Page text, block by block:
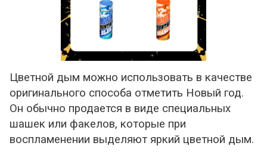
Цветной дым можно использовать в качестве
оригинального способа отметить Новый год.
Он обычно продается в виде специальных
шашек или факелов, которые при
воспламенении выделяют яркий цветной дым.